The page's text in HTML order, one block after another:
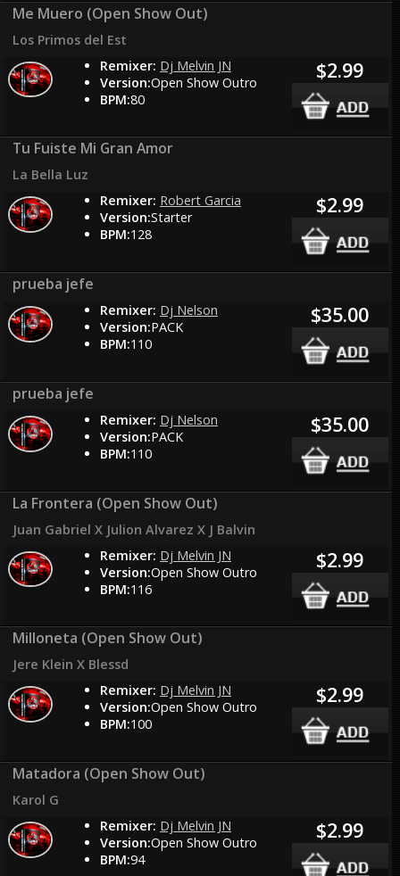
Me Muero (Open Show Out)
Los Primos del Est
Remixer: Dj Melvin JN
Version:Open Show Outro
BPM:80
$2.99
Tu Fuiste Mi Gran Amor
La Bella Luz
Remixer: Robert Garcia
Version:Starter
BPM:128
$2.99
prueba jefe
Remixer: Dj Nelson
Version:PACK
BPM:110
$35.00
prueba jefe
Remixer: Dj Nelson
Version:PACK
BPM:110
$35.00
La Frontera (Open Show Out)
Juan Gabriel X Julion Alvarez X J Balvin
Remixer: Dj Melvin JN
Version:Open Show Outro
BPM:116
$2.99
Milloneta (Open Show Out)
Jere Klein X Blessd
Remixer: Dj Melvin JN
Version:Open Show Outro
BPM:100
$2.99
Matadora (Open Show Out)
Karol G
Remixer: Dj Melvin JN
Version:Open Show Outro
BPM:94
$2.99